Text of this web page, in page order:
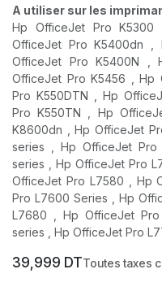
A utiliser sur les
Hp OfficeJet Pro
OfficeJet Pro K5400dn ,
OfficeJet Pro K5400N ,
OfficeJet Pro K5456 , Hp
Pro K550DTN , Hp
Pro K550TN , Hp
K8600dn , Hp OfficeJet
series , Hp OfficeJet
series , Hp OfficeJet Pro
OfficeJet Pro L7580 , Hp
Pro L7600 Series , Hp
L7680 , Hp OfficeJet
series , Hp OfficeJet Pro
39,999 DTToutes taxes